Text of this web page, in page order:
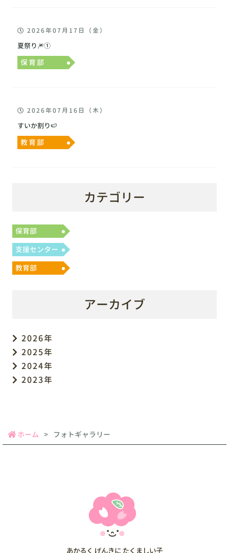
2026年07月17日（金）
夏祭り🎆①
保育部
2026年07月16日（木）
すいか割り🍉
教育部
カテゴリー
保育部
支援センター
教育部
アーカイブ
2026年
2025年
2024年
2023年
ホーム フォトギャラリー